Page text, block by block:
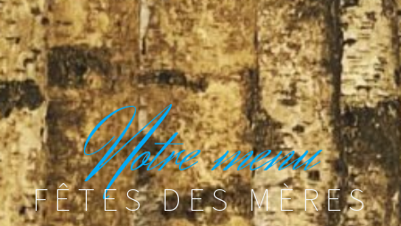
N
otre menu
FÊTES DES MÈRES